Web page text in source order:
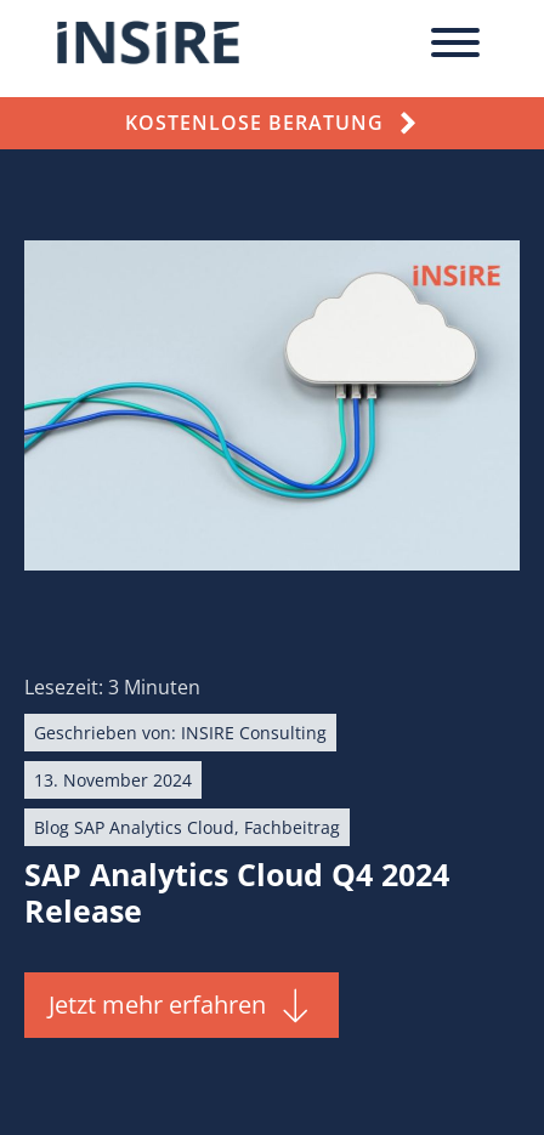
KOSTENLOSE BERATUNG
Lesezeit: 3 Minuten
Geschrieben von: INSIRE Consulting
13. November 2024
Blog SAP Analytics Cloud, Fachbeitrag
SAP Analytics Cloud Q4 2024
Release
Jetzt mehr erfahren